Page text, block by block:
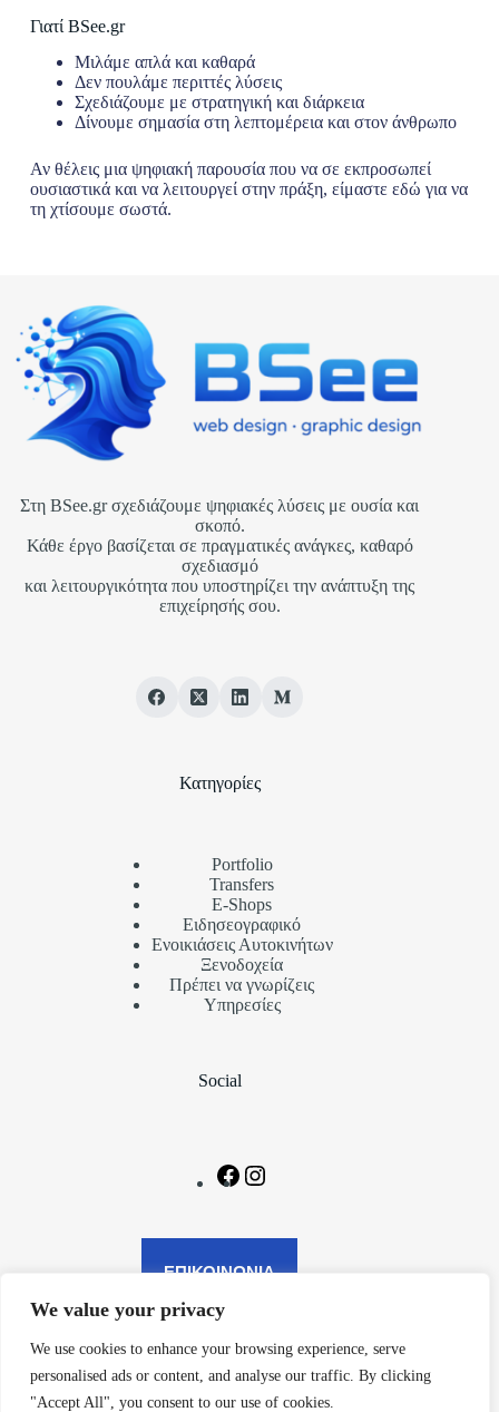
We value your privacy
We use cookies to enhance your browsing experience, serve
personalised ads or content, and analyse our traffic. By clicking
"Accept All", you consent to our use of cookies.
Γιατί BSee.gr
Μιλάμε απλά και καθαρά
Δεν πουλάμε περιττές λύσεις
Σχεδιάζουμε με στρατηγική και διάρκεια
Δίνουμε σημασία στη λεπτομέρεια και στον άνθρωπο
Αν θέλεις μια ψηφιακή παρουσία που να σε εκπροσωπεί
ουσιαστικά και να λειτουργεί στην πράξη, είμαστε εδώ για να
τη χτίσουμε σωστά.
Στη BSee.gr σχεδιάζουμε ψηφιακές λύσεις με ουσία και
σκοπό.
Κάθε έργο βασίζεται σε πραγματικές ανάγκες, καθαρό
σχεδιασμό
και λειτουργικότητα που υποστηρίζει την ανάπτυξη της
επιχείρησής σου.
Κατηγορίες
Portfolio
Transfers
Ε-Shops
Ειδησεογραφικό
Ενοικιάσεις Αυτοκινήτων
Ξενοδοχεία
Πρέπει να γνωρίζεις
Υπηρεσίες
Social
ΕΠΙΚΟΙΝΩΝΙΑ
Contact Us
Επικοινωνήστε μαζί μας: